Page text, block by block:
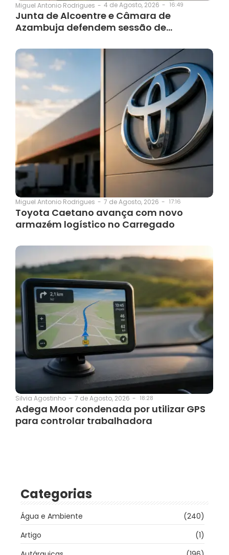
Miguel Antonio Rodrigues - 4 de Agosto, 2026 - 16:49
Junta de Alcoentre e Câmara de
Azambuja defendem sessão de…
Miguel Antonio Rodrigues - 7 de Agosto, 2026 - 17:16
Toyota Caetano avança com novo
armazém logístico no Carregado
Silvia Agostinho - 7 de Agosto, 2026 - 18:28
Adega Moor condenada por utilizar GPS
para controlar trabalhadora
Categorias
Água e Ambiente
(240)
Artigo
(1)